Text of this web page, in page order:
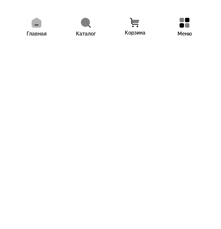
Главная Каталог Корзина Меню